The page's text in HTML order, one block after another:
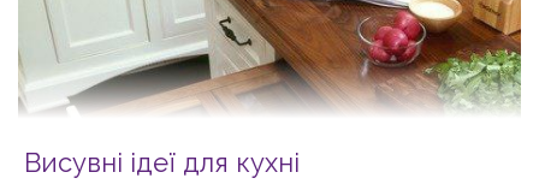
Висувні ідеї для кухні